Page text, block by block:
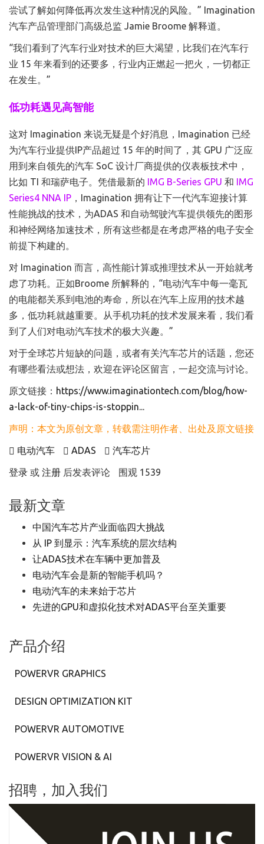
尝试了解如何降低再次发生这种情况的风险。” Imagination
汽车产品管理部门高级总监 Jamie Broome 解释道。
“我们看到了汽车行业对技术的巨大渴望，比我们在汽车行
业 15 年来看到的还要多，行业内正燃起一把火，一切都正
在发生。”
低功耗遇见高智能
这对 Imagination 来说无疑是个好消息，Imagination 已经
为汽车行业提供IP产品超过 15 年的时间了，其 GPU 广泛应
用到来自领先的汽车 SoC 设计厂商提供的仪表板技术中，
比如 TI 和瑞萨电子。凭借最新的 IMG B-Series GPU 和 IMG
Series4 NNA IP ，Imagination 拥有让下一代汽车迎接计算
性能挑战的技术，为ADAS 和自动驾驶汽车提供领先的图形
和神经网络加速技术，所有这些都是在考虑严格的电子安全
前提下构建的。
对 Imagination 而言，高性能计算或推理技术从一开始就考
虑了功耗。正如Broome 所解释的，“电动汽车中每一毫瓦
的电能都关系到电池的寿命，所以在汽车上应用的技术越
多，低功耗就越重要。从手机功耗的技术发展来看，我们看
到了人们对电动汽车技术的极大兴趣。”
对于全球芯片短缺的问题，或者有关汽车芯片的话题，您还
有哪些看法或想法，欢迎在评论区留言，一起交流与讨论。
原文链接： https://www.imaginationtech.com/blog/how-
a-lack-of-tiny-chips-is-stoppin...
声明：本文为原创文章，转载需注明作者、出处及原文链接
​电动汽车 ADAS 汽车芯片
登录 或 注册 后发表评论 围观 1539
最新文章
中国汽车芯片产业面临四大挑战
从 IP 到显示：汽车系统的层次结构
让ADAS技术在车辆中更加普及
电动汽车会是新的智能手机吗？
电动汽车的未来始于芯片
先进的GPU和虚拟化技术对ADAS平台至关重要
产品介绍
POWERVR GRAPHICS
DESIGN OPTIMIZATION KIT
POWERVR AUTOMOTIVE
POWERVR VISION & AI
招聘，加入我们